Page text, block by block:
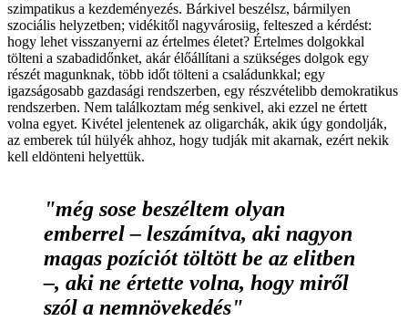
szimpatikus a kezdeményezés. Bárkivel beszélsz, bármilyen
szociális helyzetben; vidékitől nagyvárosiig, felteszed a kérdést:
hogy lehet visszanyerni az értelmes életet? Értelmes dolgokkal
tölteni a szabadidőnket, akár élőállítani a szükséges dolgok egy
részét magunknak, több időt tölteni a családunkkal; egy
igazságosabb gazdasági rendszerben, egy részvételibb demokratikus
rendszerben. Nem találkoztam még senkivel, aki ezzel ne értett
volna egyet. Kivétel jelentenek az oligarchák, akik úgy gondolják,
az emberek túl hülyék ahhoz, hogy tudják mit akarnak, ezért nekik
kell eldönteni helyettük.
"még sose beszéltem olyan
emberrel – leszámítva, aki nagyon
magas pozíciót töltött be az elitben
–, aki ne értette volna, hogy miről
szól a nemnövekedés"